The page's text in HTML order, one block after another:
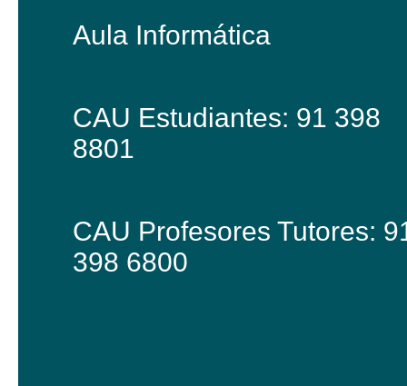
Aula Informática
CAU Estudiantes: 91 398
8801
CAU Profesores Tutores:
398 6800